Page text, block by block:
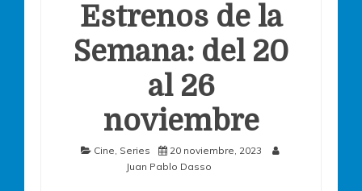
Estrenos de la
Semana: del 20
al 26
noviembre
Cine, Series
20 noviembre, 2023
Juan Pablo Dasso